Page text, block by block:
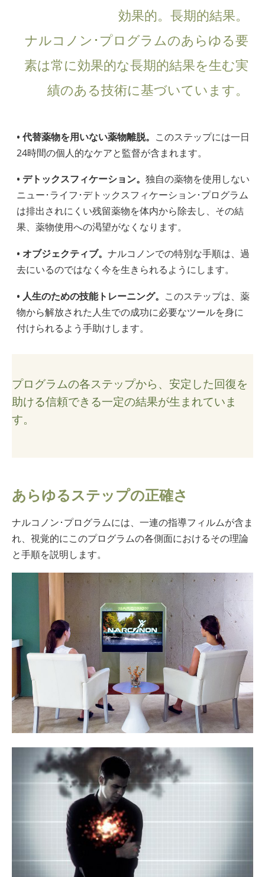
効果的。 長期的結果。
ナルコノン･プログラムのあらゆる要
素は常に効果的な長期的結果を生む実
績のある技術に基づいています。
• 代替薬物を用いない薬物離脱。 このステップには一日
24時間の個人的なケアと監督が含まれます。
• デトックスフィケーション。独自の薬物を使用しない
ニュー･ライフ･デトックスフィケーション･プログラム
は排出されにくい残留薬物を体内から除去し、その結
果、薬物使用への渇望がなくなります。
• オブジェクティブ。ナルコノンでの特別な手順は、過
去にいるのではなく今を生きられるようにします。
• 人生のための技能トレーニング。 このステップは、薬
物から解放された人生での成功に必要なツールを身に
付けられるよう手助けします。
プログラムの各ステップから、安定した回復を
助ける信頼できる一定の結果が生まれていま
す。
あらゆるステップの正確さ
ナルコノン･プログラムには、一連の指導フィルムが含ま
れ、視覚的にこのプログラムの各側面におけるその理論
と手順を説明します。